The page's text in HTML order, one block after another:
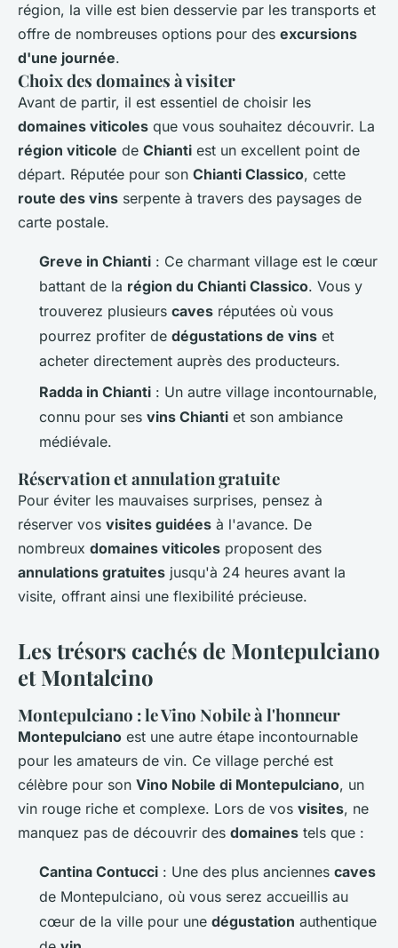
région, la ville est bien desservie par les transports et
offre de nombreuses options pour des excursions
d'une journée.
Choix des domaines à visiter
Avant de partir, il est essentiel de choisir les
domaines viticoles que vous souhaitez découvrir. La
région viticole de Chianti est un excellent point de
départ. Réputée pour son Chianti Classico, cette
route des vins serpente à travers des paysages de
carte postale.
Greve in Chianti : Ce charmant village est le cœur
battant de la région du Chianti Classico. Vous y
trouverez plusieurs caves réputées où vous
pourrez profiter de dégustations de vins et
acheter directement auprès des producteurs.
Radda in Chianti : Un autre village incontournable,
connu pour ses vins Chianti et son ambiance
médiévale.
Réservation et annulation gratuite
Pour éviter les mauvaises surprises, pensez à
réserver vos visites guidées à l'avance. De
nombreux domaines viticoles proposent des
annulations gratuites jusqu'à 24 heures avant la
visite, offrant ainsi une flexibilité précieuse.
Les trésors cachés de Montepulciano
et Montalcino
Montepulciano : le Vino Nobile à l'honneur
Montepulciano est une autre étape incontournable
pour les amateurs de vin. Ce village perché est
célèbre pour son Vino Nobile di Montepulciano, un
vin rouge riche et complexe. Lors de vos visites, ne
manquez pas de découvrir des domaines tels que :
Cantina Contucci : Une des plus anciennes caves
de Montepulciano, où vous serez accueillis au
cœur de la ville pour une dégustation authentique